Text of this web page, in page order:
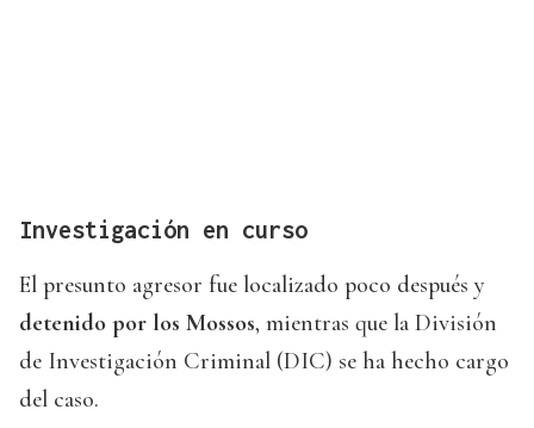
Investigación en curso
El presunto agresor fue localizado poco después y
detenido por los Mossos, mientras que la División
de Investigación Criminal (DIC) se ha hecho cargo
del caso.